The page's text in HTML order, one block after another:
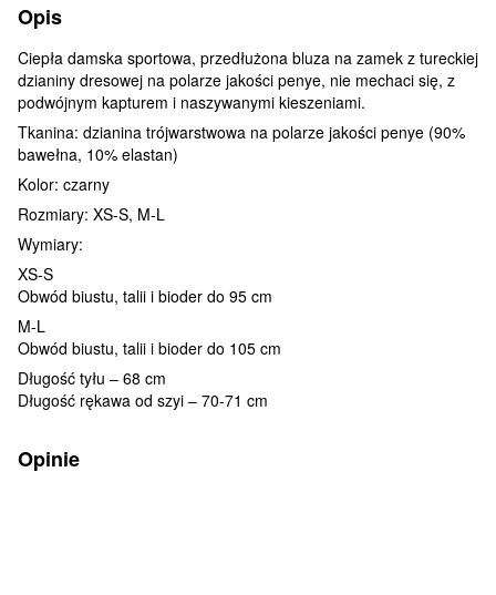
Opis
Ciepła damska sportowa, przedłużona bluza na zamek z tureckiej
dzianiny dresowej na polarze jakości penye, nie mechaci się, z
podwójnym kapturem i naszywanymi kieszeniami.
Tkanina: dzianina trójwarstwowa na polarze jakości penye (90%
bawełna, 10% elastan)
Kolor: czarny
Rozmiary: XS-S, M-L
Wymiary:
XS-S
Obwód biustu, talii i bioder do 95 cm
M-L
Obwód biustu, talii i bioder do 105 cm
Długość tyłu – 68 cm
Długość rękawa od szyi – 70-71 cm
Opinie